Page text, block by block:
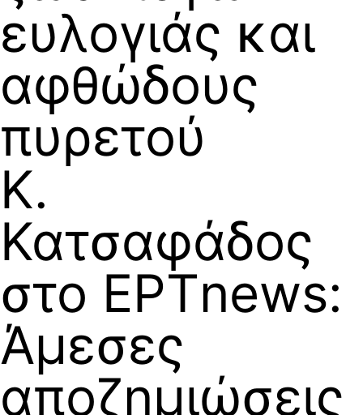
ευλογιάς και
αφθώδους
πυρετού
Κ.
Κατσαφάδος
στο ΕΡΤnews:
Άμεσες
αποζημιώσεις